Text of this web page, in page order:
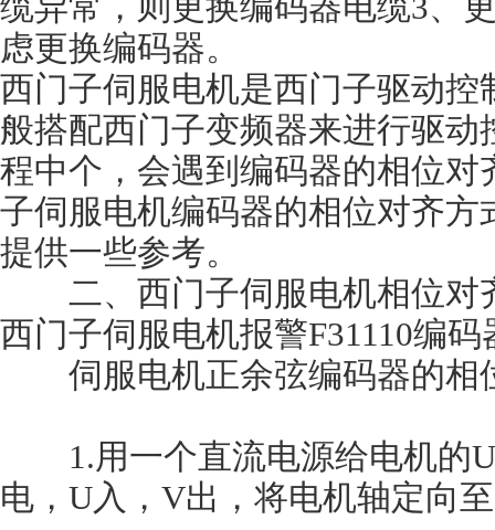
虑更换编码器。
西门子伺服电机是西门子驱动
般搭配西门子变频器来进行驱
程中个，会遇到编码器的相位
子伺服电机编码器的相位对齐
提供一些参考。
二、西门子伺服电机相位对
西门子伺服电机报警F31110编
伺服电机正余弦编码器的相
1.用一个直流电源给电机的
电，U入，V出，将电机轴定向